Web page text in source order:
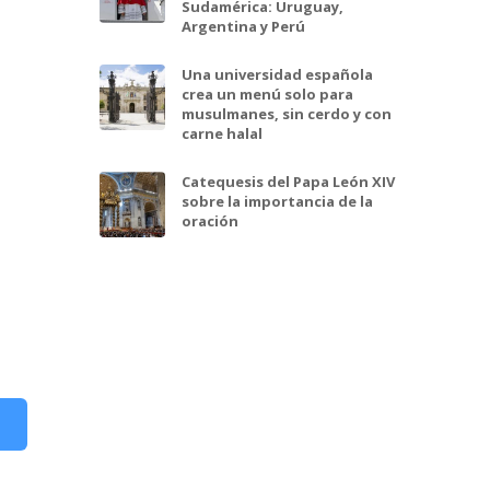
Sudamérica: Uruguay,
Argentina y Perú
Una universidad española
crea un menú solo para
musulmanes, sin cerdo y con
carne halal
Catequesis del Papa León XIV
sobre la importancia de la
oración